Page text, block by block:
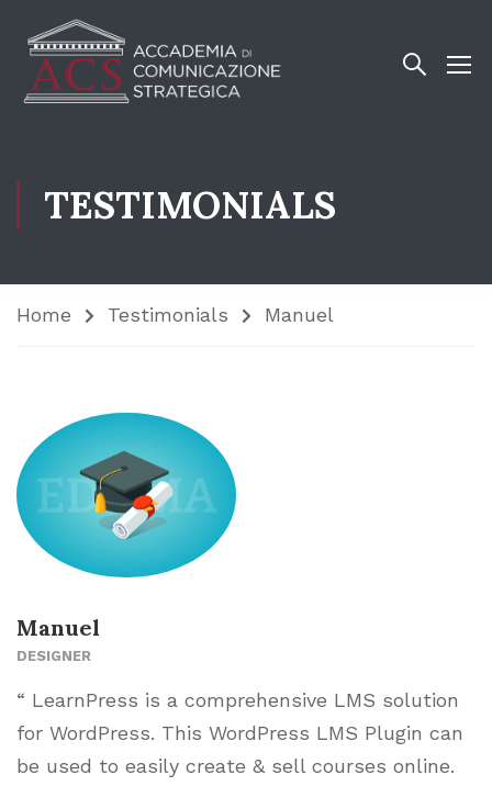
TESTIMONIALS
Home Testimonials Manuel
Manuel
DESIGNER
“ LearnPress is a comprehensive LMS solution
for WordPress. This WordPress LMS Plugin can
be used to easily create & sell courses online.